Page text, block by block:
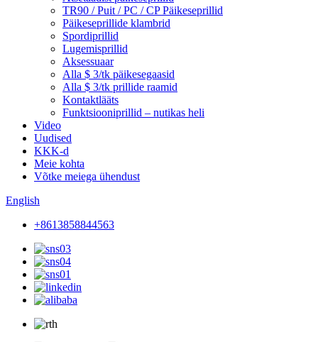
TR90 / Puit / PC / CP Päikeseprillid
Päikeseprillide klambrid
Spordiprillid
Lugemisprillid
Aksessuaar
Alla $ 3/tk päikesegaasid
Alla $ 3/tk prillide raamid
Kontaktlääts
Funktsiooniprillid – nutikas heli
Video
Uudised
KKK-d
Meie kohta
Võtke meiega ühendust
English
+8613858844563